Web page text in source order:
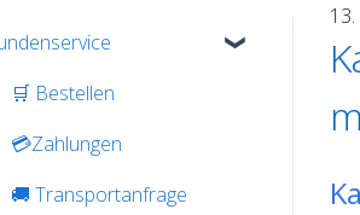
🛒 Bestellen
💳Zahlungen
🚚 Transportanfrage